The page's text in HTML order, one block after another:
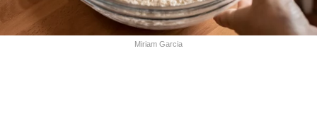
Miriam Garcia